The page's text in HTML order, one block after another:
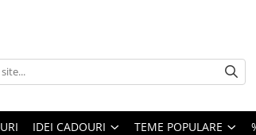
IDEI CADOURI TEME POPULARE